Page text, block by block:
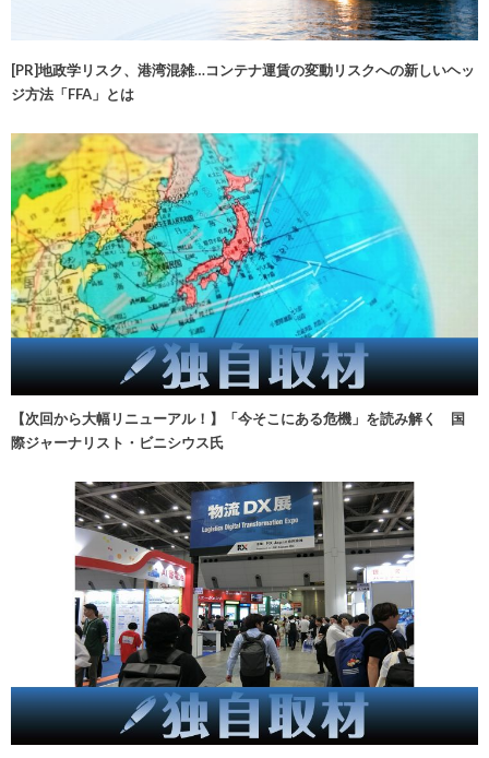
[PR]地政学リスク、港湾混雑…コンテナ運賃の変動リスクへの新しいヘッ
ジ方法「FFA」とは
【次回から大幅リニューアル！】「今そこにある危機」を読み解く 国
際ジャーナリスト・ビニシウス氏